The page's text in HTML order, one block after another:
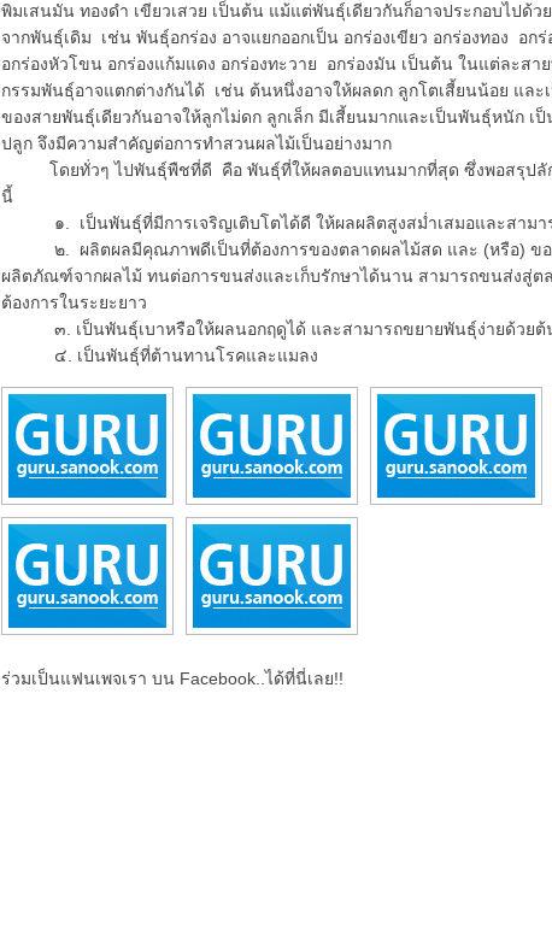
พิมเสนมัน ทองดำ เขียวเสวย เป็นต้น แม้แต่พันธุ์เดียวกันก็อาจประกอบไปด้ว
จากพันธุ์เดิม เช่น พันธุ์อกร่อง อาจแยกออกเป็น อกร่องเขียว อกร่องทอง อก
อกร่องหัวโขน อกร่องแก้มแดง อกร่องทะวาย อกร่องมัน เป็นต้น ในแต่ละสา
กรรมพันธุ์อาจแตกต่างกันได้ เช่น ต้นหนึ่งอาจให้ผลดก ลูกโตเสี้ยนน้อย แล
ของสายพันธุ์เดียวกันอาจให้ลูกไม่ดก ลูกเล็ก มีเสี้ยนมากและเป็นพันธุ์หนัก เ
ปลูก จึงมีความสำคัญต่อการทำสวนผลไม้เป็นอย่างมาก
โดยทั่วๆ ไปพันธุ์พืชที่ดี คือ พันธุ์ที่ให้ผลตอบแทนมากที่สุด ซึ่งพอสรุปลัก
นี้
๑. เป็นพันธุ์ที่มีการเจริญเติบโตได้ดี ให้ผลผลิตสูงสม่ำเสมอและสามา
๒. ผลิตผลมีคุณภาพดีเป็นที่ต้องการของตลาดผลไม้สด และ (หรือ) ของ
ผลิตภัณฑ์จากผลไม้ ทนต่อการขนส่งและเก็บรักษาได้นาน สามารถขนส่งสู่
ต้องการในระยะยาว
๓. เป็นพันธุ์เบาหรือให้ผลนอกฤดูได้ และสามารถขยายพันธุ์ง่ายด้วยต้
๔. เป็นพันธุ์ที่ต้านทานโรคและแมลง
ร่วมเป็นแฟนเพจเรา บน Facebook..ได้ที่นี่เลย!!